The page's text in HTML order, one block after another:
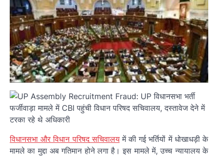
विधानसभा और विधान परिषद सचिवालयमें की गई भर्तियों में धोखाधड़ी के
मामले का मुद्दा अब गतिमान होने लगा है। इस मामले में, उच्च न्यायालय के